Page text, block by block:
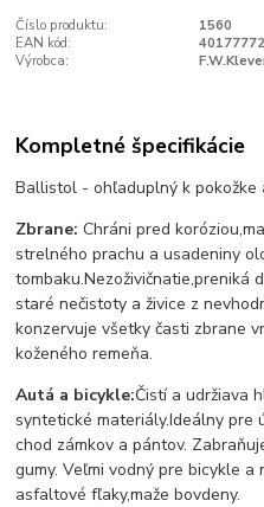
Číslo produktu:
1560
EAN kód:
Výrobca:
Kompletné špecifikácie
Ballistol - ohľaduplný k pokožke
Zbrane: Chráni pred
strelného prachu a usadeniny
tombaku.Nezoživičnatie,preniká
staré nečistoty a živice z
konzervuje všetky časti zbrane
koženého remeňa.
Autá a bicykle:Čistí a udržiava
syntetické materiály.Ideálny pre
chod zámkov a pántov.
gumy. Veľmi vodný pre bicykle
asfaltové fľaky,maže bovdeny.